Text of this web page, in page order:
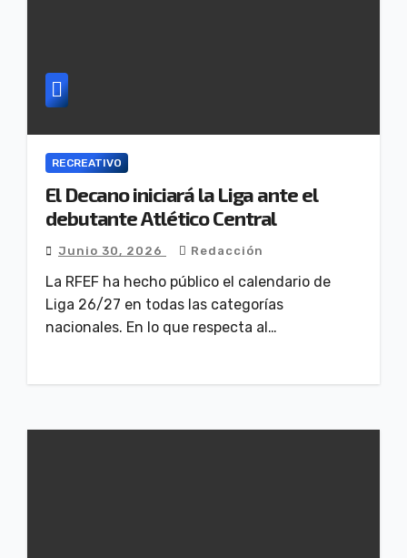
RECREATIVO
El Decano iniciará la Liga ante el
debutante Atlético Central
Junio 30, 2026 Redacción
La RFEF ha hecho público el calendario de
Liga 26/27 en todas las categorías
nacionales. En lo que respecta al…